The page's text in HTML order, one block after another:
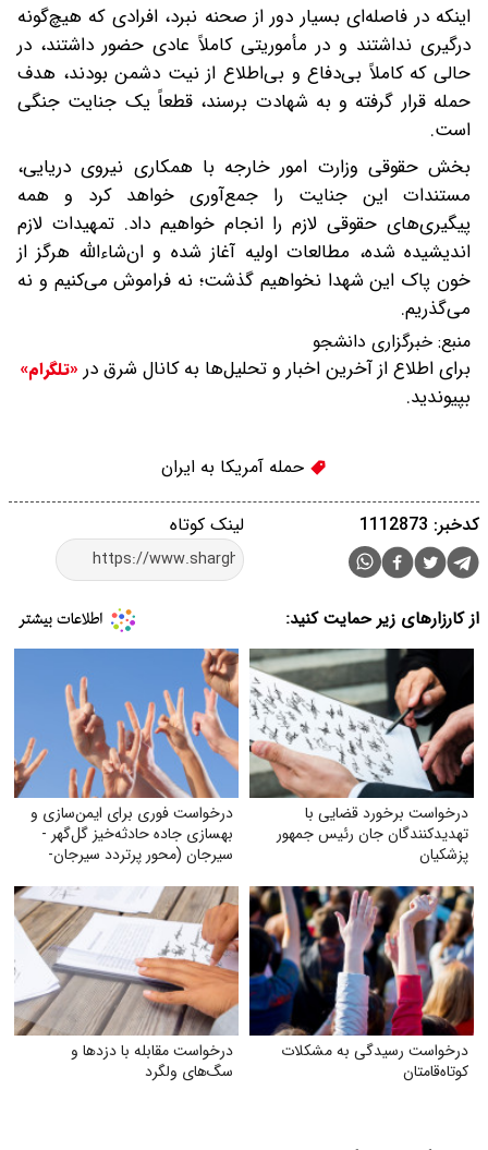
اینکه در فاصله‌ای بسیار دور از صحنه نبرد، افرادی که هیچ‌گونه
درگیری نداشتند و در مأموریتی کاملاً عادی حضور داشتند، در
حالی که کاملاً بی‌دفاع و بی‌اطلاع از نیت دشمن بودند، هدف
حمله قرار گرفته و به شهادت برسند، قطعاً یک جنایت جنگی
است.
بخش حقوقی وزارت امور خارجه با همکاری نیروی دریایی،
مستندات این جنایت را جمع‌آوری خواهد کرد و همه
پیگیری‌های حقوقی لازم را انجام خواهیم داد. تمهیدات لازم
اندیشیده شده، مطالعات اولیه آغاز شده و ان‌شاءالله هرگز از
خون پاک این شهدا نخواهیم گذشت؛ نه فراموش می‌کنیم و نه
می‌گذریم.
منبع: خبرگزاری دانشجو
برای اطلاع از آخرین اخبار و تحلیل‌ها به کانال شرق در «تلگرام»
بپیوندید.
حمله آمریکا به ایران
لینک کوتاه کدخبر: 1112873
از کارزارهای زیر حمایت کنید:
درخواست برخورد قضایی با
تهدید‌کنندگان جان رئیس جمهور
پزشکیان
درخواست فوری برای ایمن‌سازی و
بهسازی جاده حادثه‌خیز گل‌گهر -
سیرجان (محور پرتردد سیرجان-
درخواست رسیدگی به مشکلات
کوتاه‌قامتان
درخواست مقابله با دزدها و
سگ‌های ولگرد